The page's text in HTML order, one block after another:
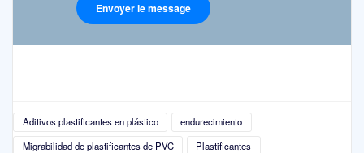
Aditivos plastificantes en plástico
endurecimiento
Migrabilidad de plastificantes de PVC
Plastificantes